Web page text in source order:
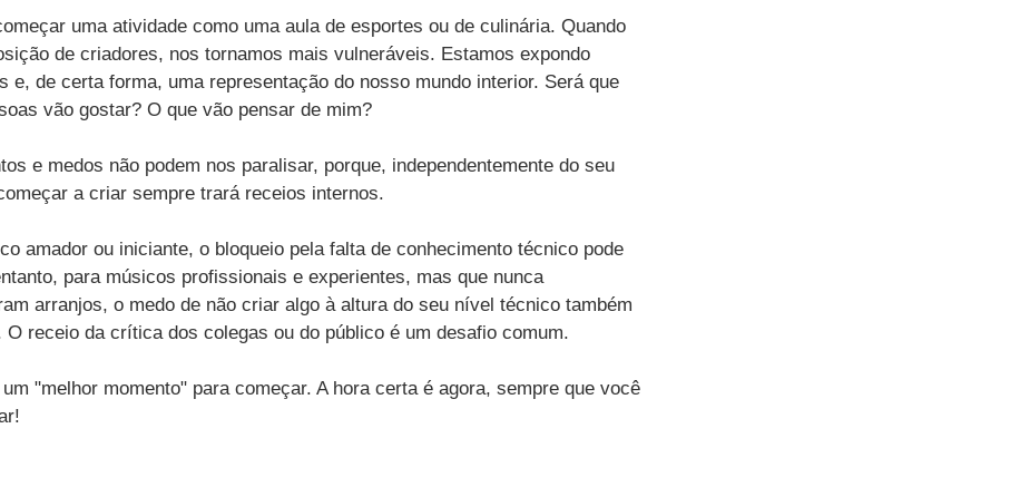
uma atividade como uma aula de esportes ou de culinária. Quando
de criadores, nos tornamos mais vulneráveis. Estamos expondo
e, de certa forma, uma representação do nosso mundo interior. Será que
vão gostar? O que vão pensar de mim?
e medos não podem nos paralisar, porque, independentemente do seu
a criar sempre trará receios internos.
amador ou iniciante, o bloqueio pela falta de conhecimento técnico pode
para músicos profissionais e experientes, mas que nunca
arranjos, o medo de não criar algo à altura do seu nível técnico também
O receio da crítica dos colegas ou do público é um desafio comum.
"melhor momento" para começar. A hora certa é agora, sempre que você